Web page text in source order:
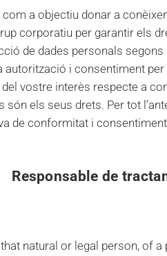
a objectiu donar a
corporatiu per garantir els
de dades personals segons
i consentiment
vostre interès respecte a
els seus drets. Per tot
de conformitat i
Responsable de
natural or legal person, of